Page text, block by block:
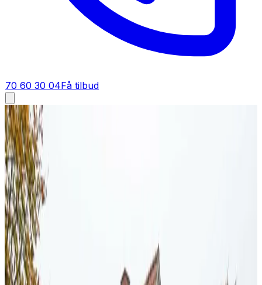
70 60 30 04Få tilbud
Fugt i bolig i
Fugt i bolig i
Dug på ruderne, muggen lugt eller sorte pletter i
hjørnerne? I Silkeborg hjælper vi boligejere, lejere og
foreninger med at fjerne årsagen til fugten — ikke bare
symptomerne.